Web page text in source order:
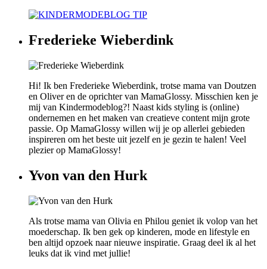
Frederieke Wieberdink
Hi! Ik ben Frederieke Wieberdink, trotse mama van Doutzen
en Oliver en de oprichter van MamaGlossy. Misschien ken je
mij van Kindermodeblog?! Naast kids styling is (online)
ondernemen en het maken van creatieve content mijn grote
passie. Op MamaGlossy willen wij je op allerlei gebieden
inspireren om het beste uit jezelf en je gezin te halen! Veel
plezier op MamaGlossy!
Yvon van den Hurk
Als trotse mama van Olivia en Philou geniet ik volop van het
moederschap. Ik ben gek op kinderen, mode en lifestyle en
ben altijd opzoek naar nieuwe inspiratie. Graag deel ik al het
leuks dat ik vind met jullie!